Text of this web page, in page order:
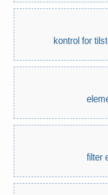
kontrol for
filter